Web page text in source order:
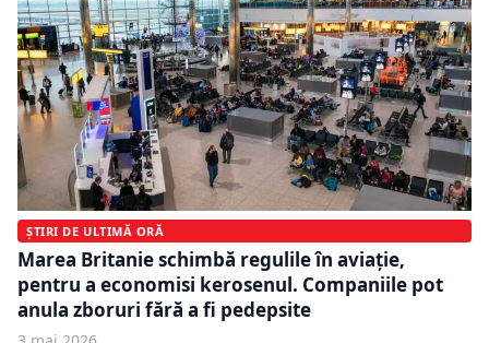
ȘTIRI DE ULTIMĂ ORĂ
Marea Britanie schimbă regulile în aviație,
pentru a economisi kerosenul. Companiile pot
anula zboruri fără a fi pedepsite